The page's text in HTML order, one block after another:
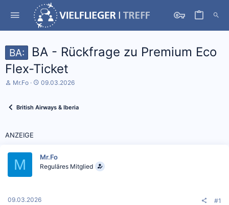
BA:
BA - Rückfrage zu Premium Eco
Flex-Ticket
S
r
*
Mr.Fo
D
u
t
09.03.2026
British Airways & Iberia
ANZEIGE
M Mr.Fo
Reguläres Mitglied
09.03.2026 #1